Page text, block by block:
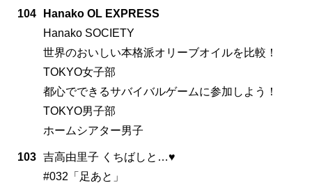
104
Hanako OL EXPRESS
Hanako SOCIETY
世界のおいしい本格派オリーブオイルを比較！
TOKYO女子部
都心でできるサバイバルゲームに参加しよう！
TOKYO男子部
ホームシアター男子
103 吉高由里子 くちばしと…♥
#032「足あと」